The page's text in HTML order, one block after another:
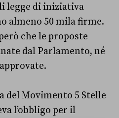
legge di iniziativa
almeno 50 mila firme.
che le proposte
dal Parlamento, né
del Movimento 5 Stelle
l’obbligo per il